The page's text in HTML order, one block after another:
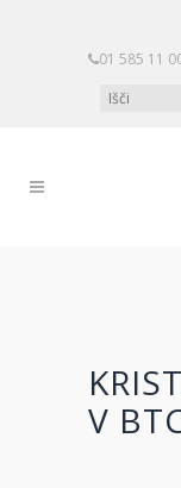
01 585 11
V